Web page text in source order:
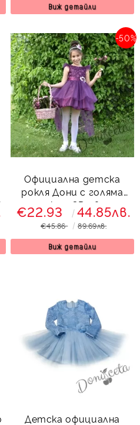
Светлосияна
Виж детайли
Официална детска
рокля Дони с голяма
панделка с 3D цветя и
с тюл в лилаво
-50%
€22.93 44.85лв.
€45.86 89.69лв.
Виж детайли
Детска официална